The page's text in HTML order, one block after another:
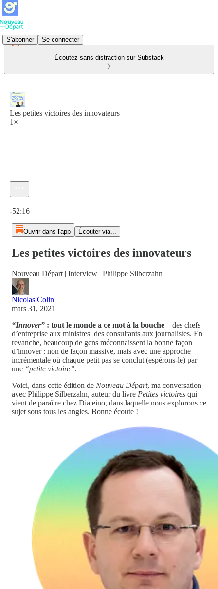
S'abonner Se connecter
Écoutez sans distraction sur Substack
Les petites victoires des innovateurs
1×
-52:16
Ouvrir dans l'app Écouter via...
Les petites victoires des innovateurs
Nouveau Départ | Interview | Philippe Silberzahn
Nicolas Colin
mars 31, 2021
“Innover” : tout le monde a ce mot à la bouche—des chefs
d’entreprise aux ministres, des consultants aux journalistes. En
revanche, beaucoup de gens méconnaissent la bonne façon
d’innover : non de façon massive, mais avec une approche
incrémentale où chaque petit pas se conclut (espérons-le) par
une “petite victoire”.
Voici, dans cette édition de Nouveau Départ, ma conversation
avec Philippe Silberzahn, auteur du livre Petites victoires qui
vient de paraître chez Diateino, dans laquelle nous explorons ce
sujet sous tous les angles. Bonne écoute !